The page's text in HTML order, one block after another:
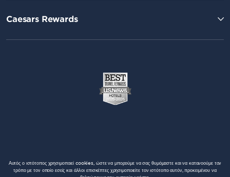
Caesars Rewards
Αυτός ο ιστότοπος χρησιμοποιεί cookies, ώστε να μπορούμε να σας θυμόμαστε και να κατανοούμε τον
τρόπο με τον οποίο εσείς και άλλοι επισκέπτες χρησιμοποιείτε τον ιστότοπο αυτόν, προκειμένου να